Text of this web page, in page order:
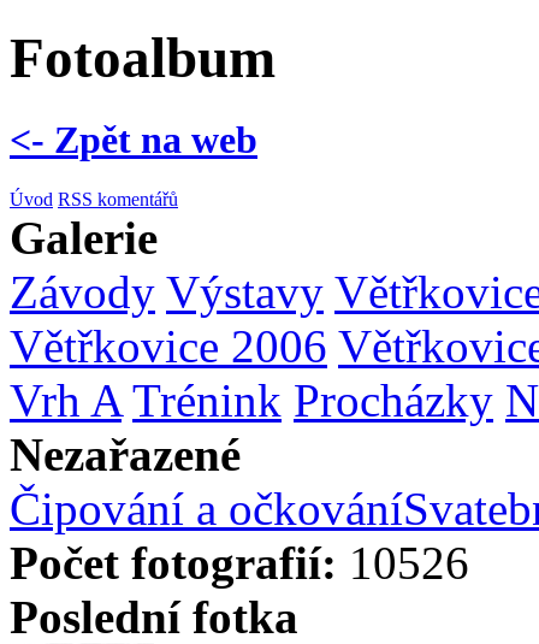
Fotoalbum
<- Zpět na web
Úvod RSS komentářů
Galerie
Závody Výstavy
Větřkovice 2006
Vrh A Trénink Procházky
Nezařazené
Čipování a očkování
Počet fotografií: 10526
Poslední fotka